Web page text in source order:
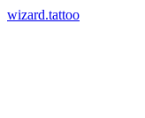
wizard.tattoo